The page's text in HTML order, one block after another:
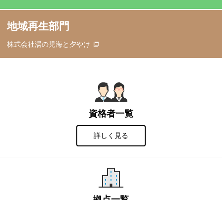
地域再生部門
株式会社湯の児海と夕やけ
資格者一覧
詳しく見る